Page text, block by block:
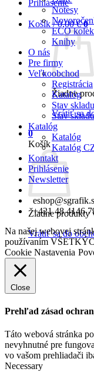
Prihlásenie
Košík /0,00€ 0
Žiadne
Vrátiť sa
0
Košík
Žiadne produkty
Vrátiť sa do
Notesy
ECO
Knihy
O nás
Pre firmy
Veľkoobchod
Registrácia
Katalóg
Stav skladu
Stav
Katalóg
Katalóg
Katalóg
Kontakt
Prihlásenie
Newsletter
+421 48 4146
Na našej webovej
používaním
Cookie Nastavenia
Close
Prehľad zásad
Táto webová stránka
nevyhnutné pre
vo vašom prehliadači
Necessary